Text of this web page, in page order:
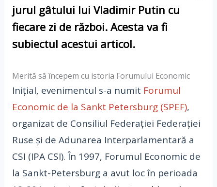
jurul gâtului lui Vladimir Putin cu
fiecare zi de război. Acesta va fi
subiectul acestui articol.
Merită să începem cu istoria Forumului Economic
Inițial, evenimentul s-a numit Forumul
Economic de la Sankt Petersburg (SPEF),
organizat de Consiliul Federației Federației
Ruse și de Adunarea Interparlamentară a
CSI (IPA CSI). În 1997, Forumul Economic de
la Sankt-Petersburg a avut loc în perioada